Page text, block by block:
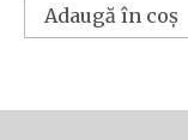
Adaugă în coș